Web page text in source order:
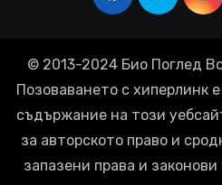
© 2013-2024 Био Поглед
Позоваването с хиперлинк
съдържание на този
за авторското право и
запазени права и